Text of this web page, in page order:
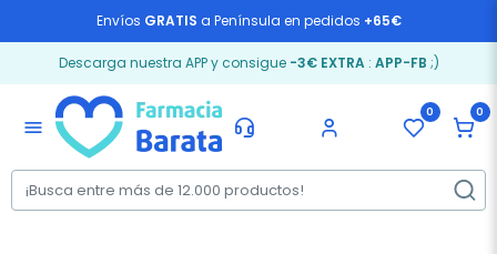
Envíos GRATIS a Península en pedidos +65€
Descarga nuestra APP y consigue -3€ EXTRA: APP-FB ;)
menu
0 0